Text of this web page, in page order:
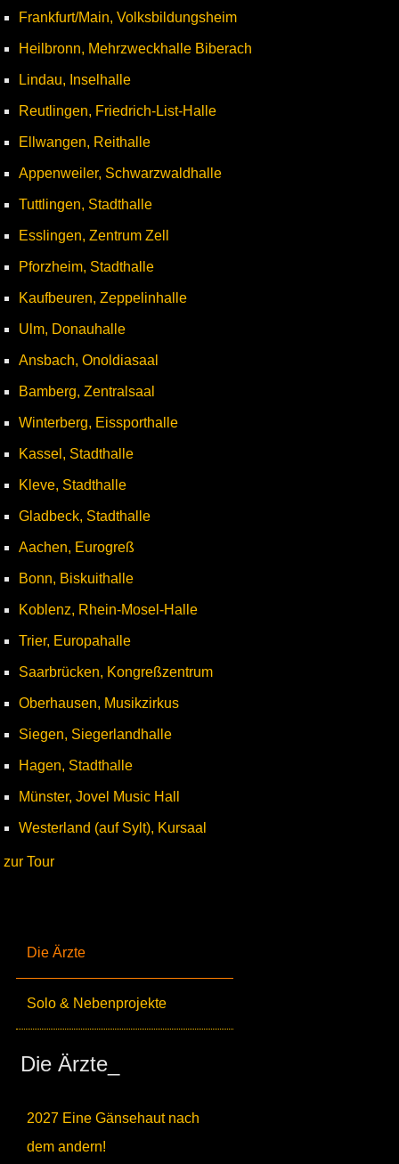
Die Ärzte
Solo & Nebenprojekte
Die Ärzte_
2027 Eine Gänsehaut nach
dem andern!
Frankfurt/Main, Volksbildungsheim
Heilbronn, Mehrzweckhalle Biberach
Lindau, Inselhalle
Reutlingen, Friedrich-List-Halle
Ellwangen, Reithalle
Appenweiler, Schwarzwaldhalle
Tuttlingen, Stadthalle
Esslingen, Zentrum Zell
Pforzheim, Stadthalle
Kaufbeuren, Zeppelinhalle
Ulm, Donauhalle
Ansbach, Onoldiasaal
Bamberg, Zentralsaal
Winterberg, Eissporthalle
Kassel, Stadthalle
Kleve, Stadthalle
Gladbeck, Stadthalle
Aachen, Eurogreß
Bonn, Biskuithalle
Koblenz, Rhein-Mosel-Halle
Trier, Europahalle
Saarbrücken, Kongreßzentrum
Oberhausen, Musikzirkus
Siegen, Siegerlandhalle
Hagen, Stadthalle
Münster, Jovel Music Hall
Westerland (auf Sylt), Kursaal
zur Tour